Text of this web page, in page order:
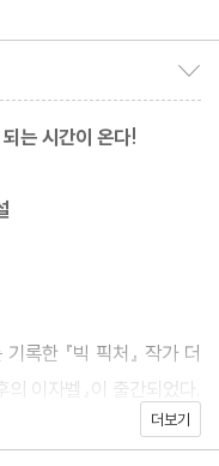
는 시간이 온다!
록한 『빅 픽처』 작가 더
이자벨』이 출간되었다.
프랑스 파리, 영국 런던,
더보기